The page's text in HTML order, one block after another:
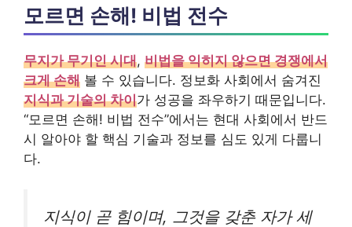
모르면 손해! 비법 전수
무지가 무기인 시대, 비법을 익히지 않으면 경쟁에서
크게 손해 볼 수 있습니다. 정보화 사회에서 숨겨진
지식과 기술의 차이가 성공을 좌우하기 때문입니다.
“모르면 손해! 비법 전수”에서는 현대 사회에서 반드
시 알아야 할 핵심 기술과 정보를 심도 있게 다룹니
다.
지식이 곧 힘이며, 그것을 갖춘 자가 세